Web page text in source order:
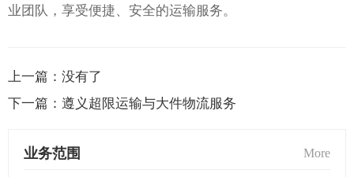
业团队，享受便捷、安全的运输服务。
上一篇： 没有了
下一篇： 遵义超限运输与大件物流服务
业务范围 More